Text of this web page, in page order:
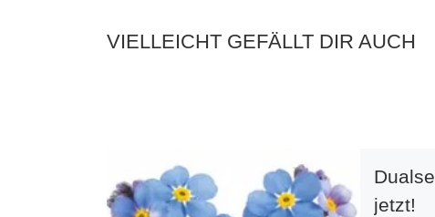
VIELLEICHT GEFÄLLT DIR AUCH
jetzt!